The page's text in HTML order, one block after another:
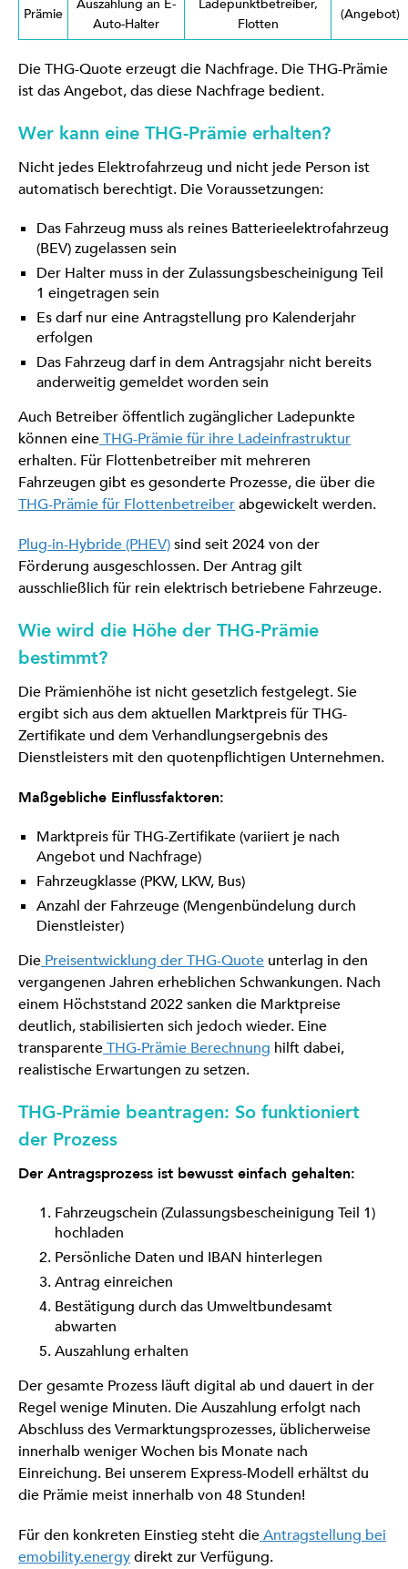
Prämie
Auszahlung an E-
Auto-Halter
Ladepunktbetreiber,
Flotten
(Angebot)
Die THG-Quote erzeugt die Nachfrage. Die THG-Prämie
ist das Angebot, das diese Nachfrage bedient.
Wer kann eine THG-Prämie erhalten?
Nicht jedes Elektrofahrzeug und nicht jede Person ist
automatisch berechtigt. Die Voraussetzungen:
Das Fahrzeug muss als reines Batterieelektrofahrzeug
(BEV) zugelassen sein
Der Halter muss in der Zulassungsbescheinigung Teil
1 eingetragen sein
Es darf nur eine Antragstellung pro Kalenderjahr
erfolgen
Das Fahrzeug darf in dem Antragsjahr nicht bereits
anderweitig gemeldet worden sein
Auch Betreiber öffentlich zugänglicher Ladepunkte
können eineTHG-Prämie für ihre Ladeinfrastruktur
erhalten. Für Flottenbetreiber mit mehreren
Fahrzeugen gibt es gesonderte Prozesse, die über die
THG-Prämie für Flottenbetreiberabgewickelt werden.
Plug-in-Hybride (PHEV)sind seit 2024 von der
Förderung ausgeschlossen. Der Antrag gilt
ausschließlich für rein elektrisch betriebene Fahrzeuge.
Wie wird die Höhe der THG-Prämie
bestimmt?
Die Prämienhöhe ist nicht gesetzlich festgelegt. Sie
ergibt sich aus dem aktuellen Marktpreis für THG-
Zertifikate und dem Verhandlungsergebnis des
Dienstleisters mit den quotenpflichtigen Unternehmen.
Maßgebliche Einflussfaktoren:
Marktpreis für THG-Zertifikate (variiert je nach
Angebot und Nachfrage)
Fahrzeugklasse (PKW, LKW, Bus)
Anzahl der Fahrzeuge (Mengenbündelung durch
Dienstleister)
Die Preisentwicklung der THG-Quote unterlag in den
vergangenen Jahren erheblichen Schwankungen. Nach
einem Höchststand 2022 sanken die Marktpreise
deutlich, stabilisierten sich jedoch wieder. Eine
transparenteTHG-Prämie Berechnung hilft dabei,
realistische Erwartungen zu setzen.
THG-Prämie beantragen: So funktioniert
der Prozess
Der Antragsprozess ist bewusst einfach gehalten:
Fahrzeugschein (Zulassungsbescheinigung Teil 1)
hochladen
Persönliche Daten und IBAN hinterlegen
Antrag einreichen
Bestätigung durch das Umweltbundesamt
abwarten
Auszahlung erhalten
Der gesamte Prozess läuft digital ab und dauert in der
Regel wenige Minuten. Die Auszahlung erfolgt nach
Abschluss des Vermarktungsprozesses, üblicherweise
innerhalb weniger Wochen bis Monate nach
Einreichung. Bei unserem Express-Modell erhältst du
die Prämie meist innerhalb von 48 Stunden!
Für den konkreten Einstieg steht dieAntragstellung bei
emobility.energydirekt zur Verfügung.